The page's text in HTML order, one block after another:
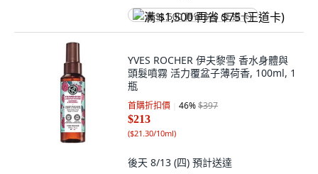
满 $1,500 再省 $75 (王道卡)
YVES ROCHER 伊夫黎雪 香水身體與
頭髮噴霧 活力覆盆子薄荷香, 100ml, 1
瓶
首購折扣價 46%$397
$213
($21.30/10ml)
後天 8/13 (四) 預計送達